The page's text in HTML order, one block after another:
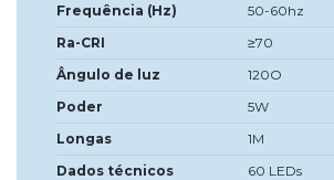
Frequência (Hz)
50-60hz
Ra-CRI
≥70
Ângulo de luz
120O
Poder
5W
Longas
1M
Dados técnicos
60 LEDs